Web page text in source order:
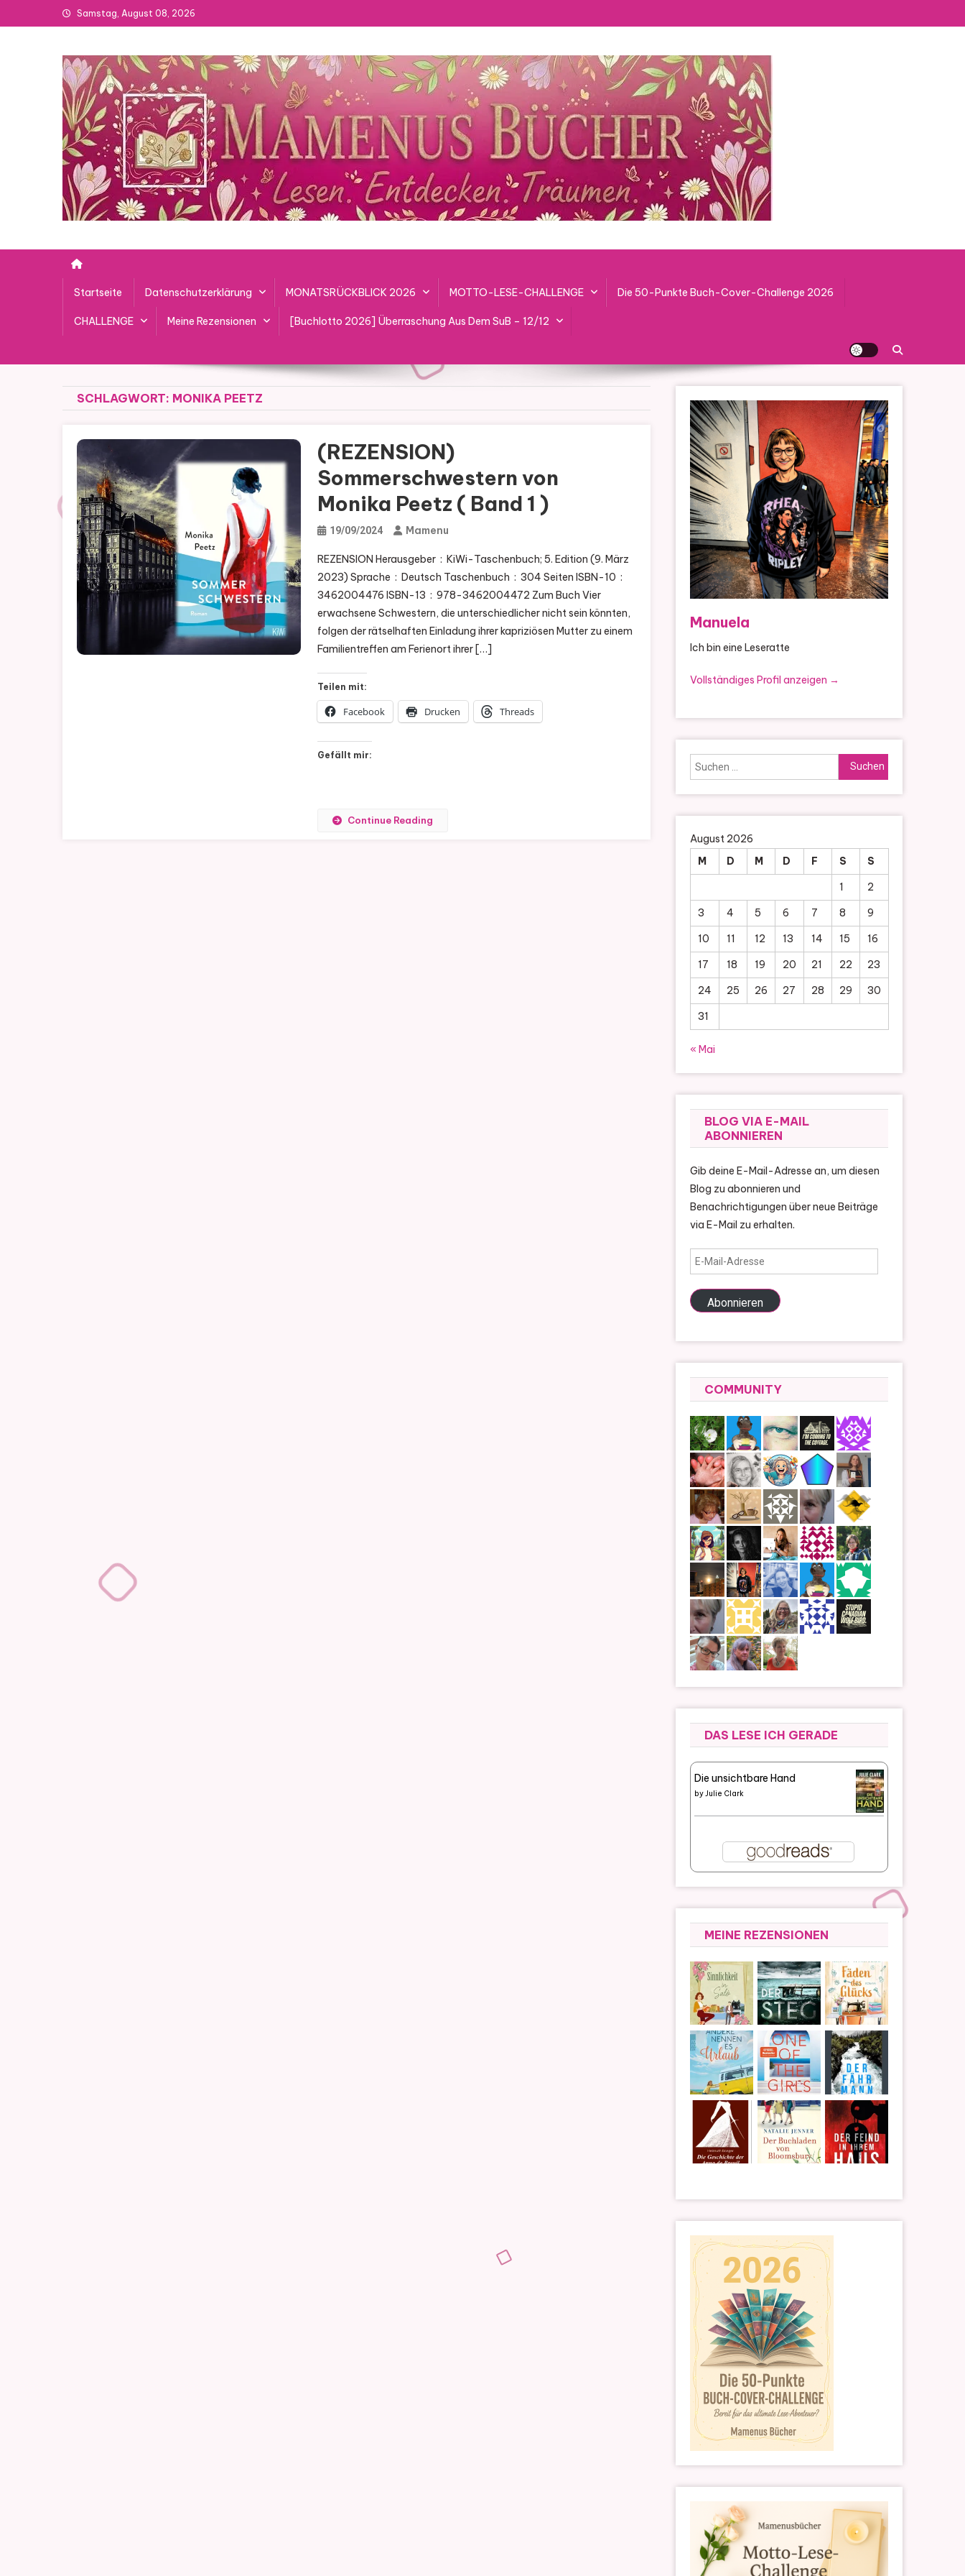
to
Samstag, August 08, 2026
Startseite Datenschutzerklärung MONATSRÜCKBLICK 2026 MOTTO-LESE-CHALLENGE Die 50-Punkte Buch-Cover-Challenge 2026
CHALLENGE Meine Rezensionen [Buchlotto 2026] Überraschung Aus Dem SuB – 12/12
SCHLAGWORT: MONIKA PEETZ
(REZENSION)
Sommerschwestern von
Monika Peetz ( Band 1 )
19/09/2024 Mamenu
REZENSION Herausgeber ‏ : ‎ KiWi-Taschenbuch; 5. Edition (9. März
2023) Sprache ‏ : ‎ Deutsch Taschenbuch ‏ : ‎ 304 Seiten ISBN-10 ‏ : ‎
3462004476 ISBN-13 ‏ : ‎ 978-3462004472 Zum Buch Vier
erwachsene Schwestern, die unterschiedlicher nicht sein könnten,
folgen der rätselhaften Einladung ihrer kapriziösen Mutter zu einem
Familientreffen am Ferienort ihrer […]
Teilen mit:
Facebook Drucken Threads
Gefällt mir:
Continue Reading
Manuela
Ich bin eine Leseratte
Vollständiges Profil anzeigen →
Suchen
nach:
August 2026
M
D M D F S
S
1
2
3
4 5 6 7 8
9
10
11 12 13 14 15
16
17
18 19 20 21 22
23
24
25 26 27 28 29
30
31
« Mai
BLOG VIA E-MAIL
ABONNIEREN
Gib deine E-Mail-Adresse an, um diesen
Blog zu abonnieren und
Benachrichtigungen über neue Beiträge
via E-Mail zu erhalten.
E-
Mail-
Adresse
Abonnieren
COMMUNITY
DAS LESE ICH GERADE
Die unsichtbare Hand
byJulie Clark
MEINE REZENSIONEN